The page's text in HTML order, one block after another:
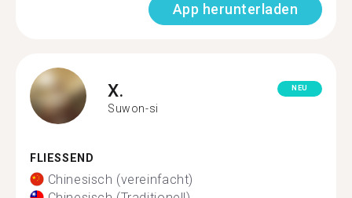
App herunterladen
X.
Suwon-si
NEU
FLIESSEND
Chinesisch (vereinfacht)